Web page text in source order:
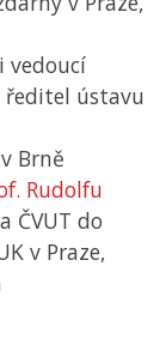
vedoucí
ústavu
v Brně
Rudolfu
ČVUT do
v Praze,